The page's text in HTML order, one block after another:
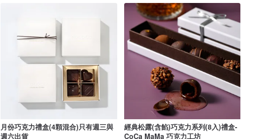
月份巧克力禮盒(4顆混合)只有週三與
週六出貨
經典松露(含餡)巧克力系列(8入)禮盒-
CoCa MaMa 巧克力工坊